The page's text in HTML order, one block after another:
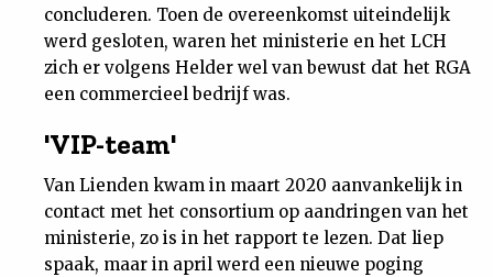
concluderen. Toen de overeenkomst uiteindelijk
werd gesloten, waren het ministerie en het LCH
zich er volgens Helder wel van bewust dat het RGA
een commercieel bedrijf was.
'VIP-team'
Van Lienden kwam in maart 2020 aanvankelijk in
contact met het consortium op aandringen van het
ministerie, zo is in het rapport te lezen. Dat liep
spaak, maar in april werd een nieuwe poging